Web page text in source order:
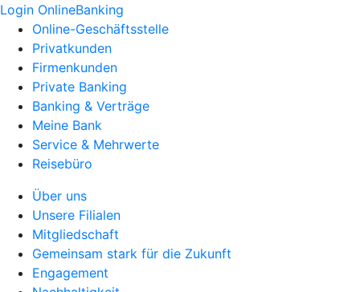
Login OnlineBanking
Online-Geschäftsstelle
Privatkunden
Firmenkunden
Private Banking
Banking & Verträge
Meine Bank
Service & Mehrwerte
Reisebüro
Über uns
Unsere Filialen
Mitgliedschaft
Gemeinsam stark für die Zukunft
Engagement